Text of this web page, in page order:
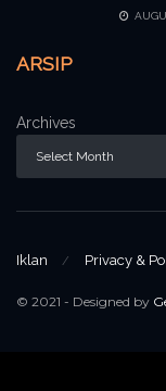
ARSIP
Archives
Iklan Privacy &
© 2021 - Designed by